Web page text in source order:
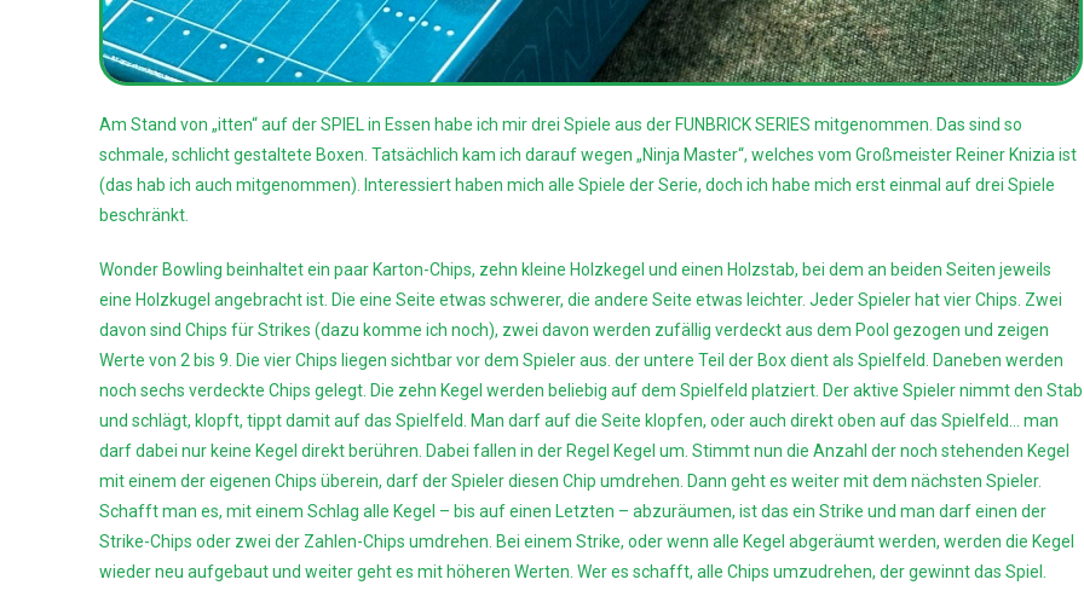
Am Stand von „itten“ auf der SPIEL in Essen habe ich mir drei Spiele aus der FUNBRICK SERIES mitgenommen. Das sind so
schmale, schlicht gestaltete Boxen. Tatsächlich kam ich darauf wegen „Ninja Master“, welches vom Großmeister Reiner Knizia ist
(das hab ich auch mitgenommen). Interessiert haben mich alle Spiele der Serie, doch ich habe mich erst einmal auf drei Spiele
beschränkt.
Wonder Bowling beinhaltet ein paar Karton-Chips, zehn kleine Holzkegel und einen Holzstab, bei dem an beiden Seiten jeweils
eine Holzkugel angebracht ist. Die eine Seite etwas schwerer, die andere Seite etwas leichter. Jeder Spieler hat vier Chips. Zwei
davon sind Chips für Strikes (dazu komme ich noch), zwei davon werden zufällig verdeckt aus dem Pool gezogen und zeigen
Werte von 2 bis 9. Die vier Chips liegen sichtbar vor dem Spieler aus. der untere Teil der Box dient als Spielfeld. Daneben werden
noch sechs verdeckte Chips gelegt. Die zehn Kegel werden beliebig auf dem Spielfeld platziert. Der aktive Spieler nimmt den Stab
und schlägt, klopft, tippt damit auf das Spielfeld. Man darf auf die Seite klopfen, oder auch direkt oben auf das Spielfeld… man
darf dabei nur keine Kegel direkt berühren. Dabei fallen in der Regel Kegel um. Stimmt nun die Anzahl der noch stehenden Kegel
mit einem der eigenen Chips überein, darf der Spieler diesen Chip umdrehen. Dann geht es weiter mit dem nächsten Spieler.
Schafft man es, mit einem Schlag alle Kegel – bis auf einen Letzten – abzuräumen, ist das ein Strike und man darf einen der
Strike-Chips oder zwei der Zahlen-Chips umdrehen. Bei einem Strike, oder wenn alle Kegel abgeräumt werden, werden die Kegel
wieder neu aufgebaut und weiter geht es mit höheren Werten. Wer es schafft, alle Chips umzudrehen, der gewinnt das Spiel.